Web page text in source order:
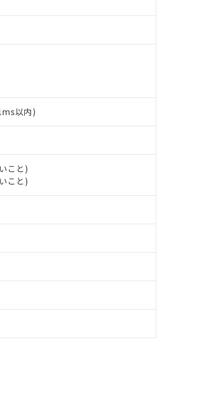
以内)
こと)
こと)
録された部品リストについて、当社および当社
客様との取引・商談に必要な範囲で利用すること
共同利用に関して"
とができます。
もので、過去に遡って非含有を証明するものでは
おりました。
いることから、特段のことがない限り、2022
合わせください。
報を公開していない機種